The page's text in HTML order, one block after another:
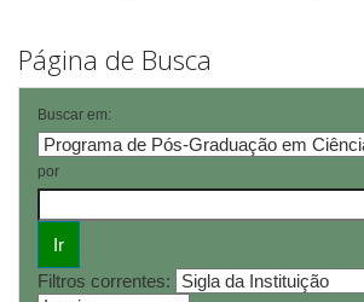
Página de Busca
Buscar em:
por
Filtros correntes: